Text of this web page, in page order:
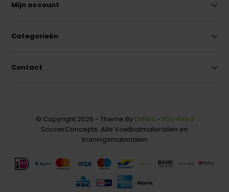
Mijn account
Categorieën
Contact
© Copyright 2026 - Theme By DMWS - RSS-feed
SoccerConcepts: Alle Voetbalmaterialen en
trainingsmaterialen